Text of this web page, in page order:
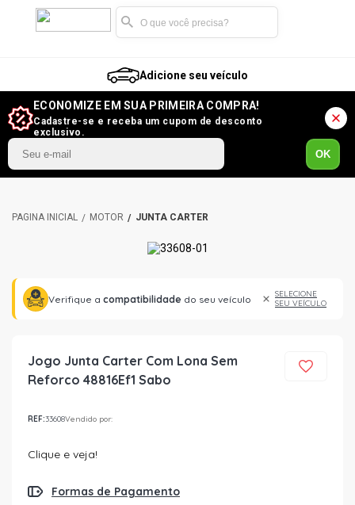
Adicione seu veículo
ECONOMIZE EM SUA PRIMEIRA COMPRA!
Cadastre-se e receba um cupom de desconto
exclusivo.
OK
MOTOR JUNTA CARTER
Verifique a compatibilidade do seu veículo
SELECIONE
SEU VEÍCULO
Jogo Junta Carter Com Lona Sem
Reforco 48816Ef1 Sabo
REF:33608Vendido por:
Clique e veja!
Formas de Pagamento